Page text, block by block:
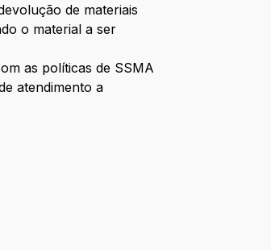
de materiais
o material a ser
as políticas de SSMA
atendimento a